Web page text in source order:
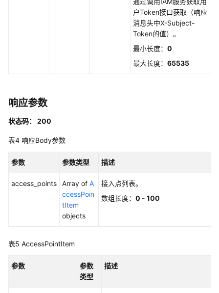
接
入
列
询
户Token接口获取（响应
消息头中X-Subject-
Token的值）。
最小长度： 0
最大长度： 65535
响应参数
状态码： 200
表4 响应Body参数
参数 参数类型 描述
access_points Array of A
ccessPoin
tItem
objects
接入点列表。
数组长度： 0 - 100
表5 AccessPointItem
参数
参数
类型
描述